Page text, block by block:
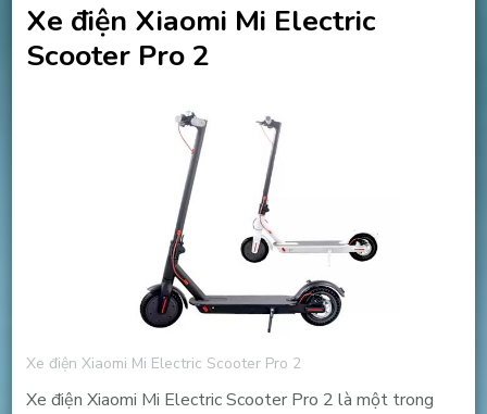
Xe điện Xiaomi Mi Electric
Scooter Pro 2
Xe điện Xiaomi Mi Electric Scooter Pro 2
Xe điện Xiaomi Mi Electric Scooter Pro 2 là một trong